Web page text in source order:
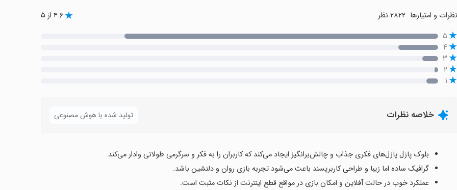
نظرات و امتیازها ۲۸۲۲ نظر ۴.۶ از ۵
۵
۴
۳
۲
۱
خلاصه نظرات تولید شده با هوش مصنوعی
بلوک پازل پازل‌های فکری جذاب و چالش‌برانگیز ایجاد می‌کند که کاربران را به فکر و سرگرمی طولانی وادار می‌کند.
گرافیک ساده اما زیبا و طراحی کاربرپسند باعث می‌شود تجربه بازی روان و دلنشین باشد.
عملکرد خوب در حالت آفلاین و امکان بازی در مواقع قطع اینترنت از نکات مثبت است.